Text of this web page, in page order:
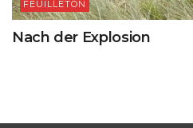
FEUILLETON
Nach der Explosion